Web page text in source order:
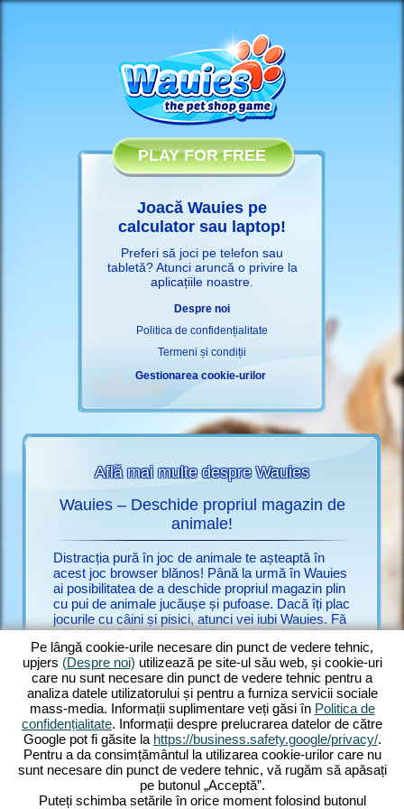
PLAY FOR FREE
Joacă Wauies pe
calculator sau laptop!
Preferi să joci pe telefon sau
tabletă? Atunci aruncă o privire la
aplicațiile noastre.
Despre noi
Politica de confidențialitate
Termeni și condiții
Gestionarea cookie-urilor
Află mai multe despre Wauies
CU
Wauies – Deschide propriul magazin de
animale!
Distracția pură în joc de animale te așteaptă în
acest joc browser blănos! Până la urmă în Wauies
ai posibilitatea de a deschide propriul magazin plin
cu pui de animale jucăușe și pufoase. Dacă îți plac
jocurile cu câini și pisici, atunci vei iubi Wauies. Fă
primul pas în lumea afacerilor, ca proprietar de un
modest magazin de animale. Ai ambiții mari: vrei
să transformi micul magazin într-o companie
renumită cu animale de casă. Cu cât sunt mai
fericite animalele, cu atât vin mai mulți clienți
interesați de ele. Și ce multe rase există! Joacă cu
pui de chihuahua săltăreți, labradori înfometați,
ragdolli, pufoși și hrănește pisici persane nobile –
doar să amintim câteva. Descoperă Wauies, un
joc browser impresionant cu elemente de joc cu
Jocul
fie un
său joc
Pe lângă cookie-urile necesare din punct de vedere tehnic,
upjers (Despre noi) utilizează pe site-ul său web, și cookie-uri
care nu sunt necesare din punct de vedere tehnic pentru a
analiza datele utilizatorului și pentru a furniza servicii sociale
mass-media. Informații suplimentare veți găsi în Politica de
confidențialitate. Informații despre prelucrarea datelor de către
Google pot fi găsite la https://business.safety.google/privacy/.
Pentru a da consimțământul la utilizarea cookie-urilor care nu
sunt necesare din punct de vedere tehnic, vă rugăm să apăsați
pe butonul „Acceptă”.
Puteți schimba setările în orice moment folosind butonul